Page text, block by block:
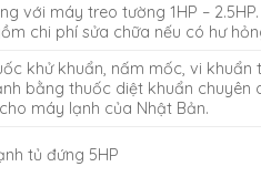
với máy treo tường 1HP –
chi phí sửa chữa nếu có hư
khử khuẩn, nấm mốc, vi khuẩn
bằng thuốc diệt khuẩn chuyên
máy lạnh của Nhật Bản.
tủ đứng 5HP